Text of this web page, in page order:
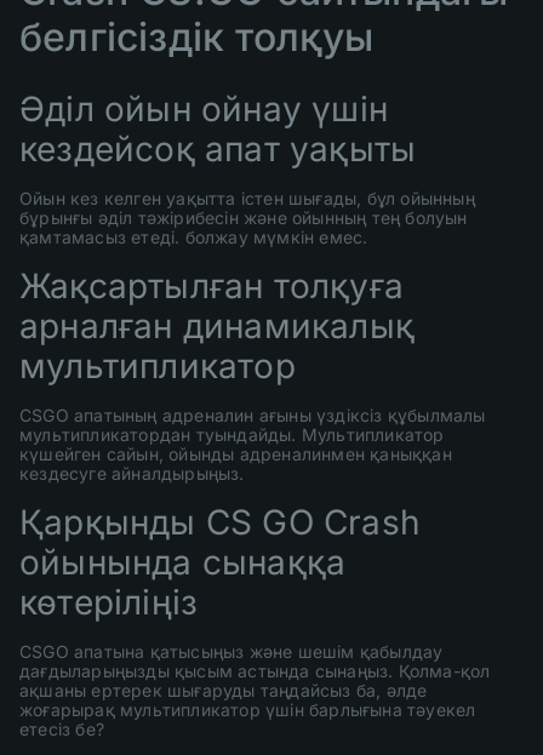
белгісіздік толқуы
Әділ ойын ойнау үшін
кездейсоқ апат уақыты
Ойын кез келген уақытта істен шығады, бұл ойынның
бұрынғы әділ тәжірибесін және ойынның тең болуын
қамтамасыз етеді. болжау мүмкін емес.
Жақсартылған толқуға
арналған динамикалық
мультипликатор
CSGO апатының адреналин ағыны үздіксіз құбылмалы
мультипликатордан туындайды. Мультипликатор
күшейген сайын, ойынды адреналинмен қаныққан
кездесуге айналдырыңыз.
Қарқынды CS GO Crash
ойынында сынаққа
көтеріліңіз
CSGO апатына қатысыңыз және шешім қабылдау
дағдыларыңызды қысым астында сынаңыз. Қолма-қол
ақшаны ертерек шығаруды таңдайсыз ба, әлде
жоғарырақ мультипликатор үшін барлығына тәуекел
етесіз бе?